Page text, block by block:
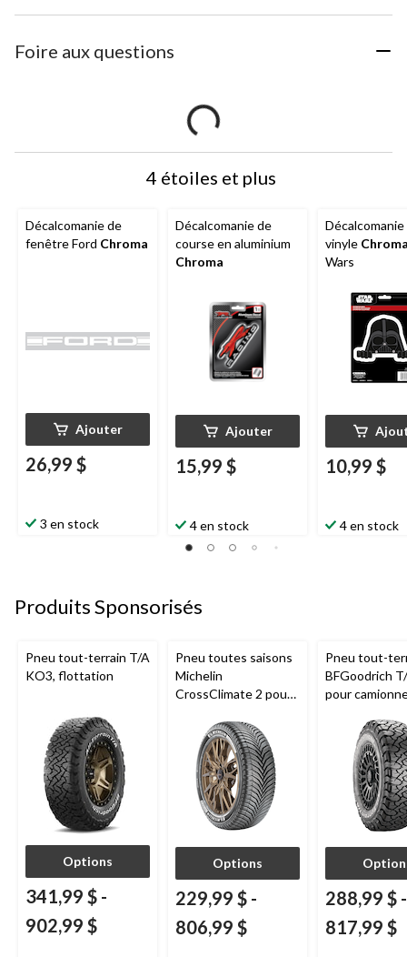
Foire aux questions
4 étoiles et plus
Décalcomanie de
fenêtre Ford Chroma
Ajouter
26,99 $
3 en stock
Décalcomanie de
course en aluminium
Chroma
Ajouter
15,99 $
4 en stock
Décalcomanie
vinyle
Wars
10,99 $
4 en stock
Produits Sponsorisés
Pneu tout-terrain T/A
KO3, flottation
Options
341,99 $ -
902,99 $
Pneu toutes saisons
Michelin
CrossClimate 2 pour
et multisegments
Options
229,99 $ -
806,99 $
Pneu tout-
BFGoodrich
pour
288,99 $ -
817,99 $